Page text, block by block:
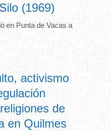
(1969)
en Punta de Vacas a
activismo
de
en Quilmes